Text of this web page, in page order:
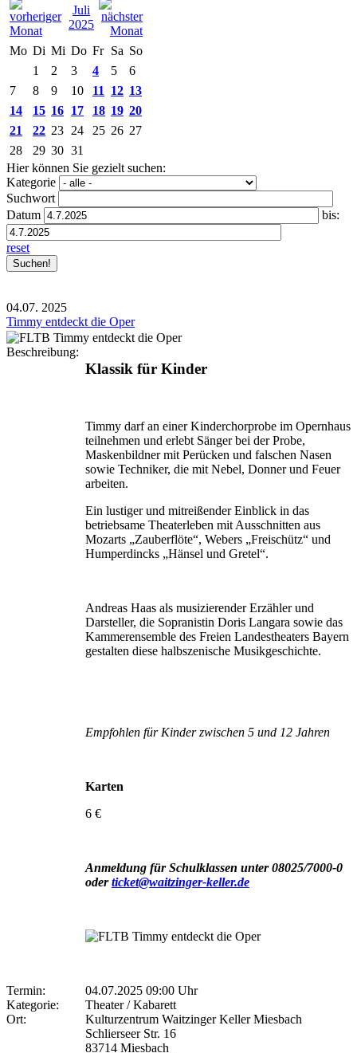
Juli
2025
Mo Di Mi Do Fr Sa So
1
2 3 4 5
6
7
8 9 10 11 12 13
14
15 16 17 18 19 20
21
22 23 24 25 26 27
28
29 30 31
Hier können Sie gezielt suchen:
Kategorie
Suchwort
Datum
bis:
reset
04.07. 2025
Timmy entdeckt die Oper
Beschreibung:
Klassik für Kinder
Timmy darf an einer Kinderchorprobe im Opernhaus
teil­nehmen und erlebt Sänger bei der Probe,
Maskenbildner mit Perücken und falschen Nasen
sowie Techniker, die mit Nebel, Donner und Feuer
arbeiten.
Ein lustiger und mitreißender Einblick in das
betriebsame Theaterleben mit Ausschnitten aus
Mozarts „Zauber­flöte“, Webers „Freischütz“ und
Humperdincks „Hänsel und Gretel“.
Andreas Haas als musizierender Erzähler und
Darsteller, die Sopranistin Doris Langara sowie das
Kammer­ensemble des Freien Landestheaters Bayern
gestalten diese halbszenische Musikgeschichte.
Empfohlen für Kinder zwischen 5 und 12 Jahren
Karten
6 €
Anmeldung für Schulklassen unter 08025/7000-0
oderticket@waitzinger-keller.de
Termin:
04.07.2025 09:00 Uhr
Kategorie:
Theater / Kabarett
Ort:
Kulturzentrum Waitzinger Keller Miesbach
Schlierseer Str. 16
83714 Miesbach